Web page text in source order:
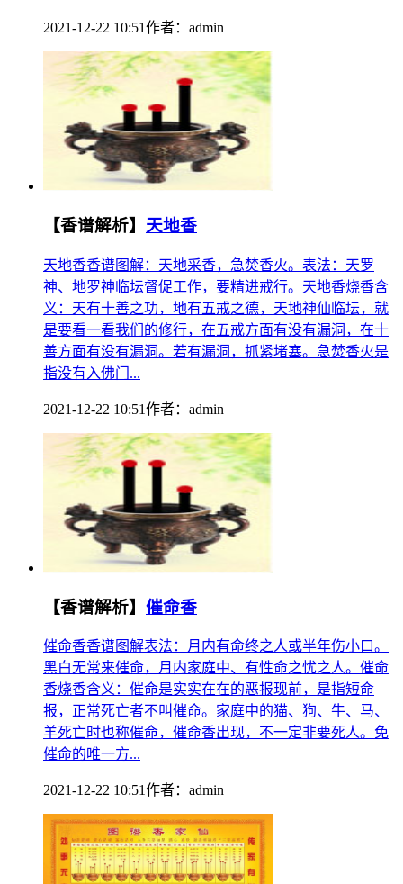
2021-12-22 10:51作者： admin
【香谱解析】 天地香
天地香香谱图解：天地采香，急焚香火。表法：天罗
神、地罗神临坛督促工作，要精进戒行。天地香烧香含
义：天有十善之功，地有五戒之德，天地神仙临坛，就
是要看一看我们的修行，在五戒方面有没有漏洞，在十
善方面有没有漏洞。若有漏洞，抓紧堵塞。急焚香火是
指没有入佛门...
2021-12-22 10:51作者： admin
【香谱解析】 催命香
催命香香谱图解表法：月内有命终之人或半年伤小口。
黑白无常来催命，月内家庭中、有性命之忧之人。催命
香烧香含义：催命是实实在在的恶报现前，是指短命
报，正常死亡者不叫催命。家庭中的猫、狗、牛、马、
羊死亡时也称催命，催命香出现，不一定非要死人。免
催命的唯一方...
2021-12-22 10:51作者： admin